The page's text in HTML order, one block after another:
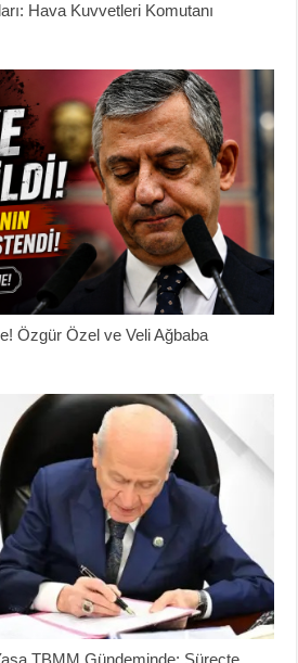
Hava Kuvvetleri Komutanı
Özgür Özel ve Veli Ağbaba